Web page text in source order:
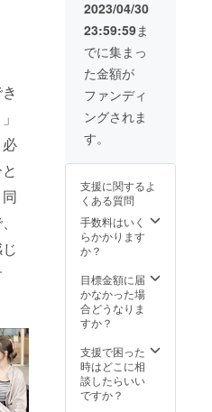
配送さ
す。通
常1週間
配送さ
れます
に１か
ともあ
りま
す。
みの値
す。｜
天然皮
革（イ
タリア
産）ス
トラッ
プ付き
海外発
送とな
り、
ポーラ
ンドか
ら輸入
本倉庫
で一回
検品後
す。通
常1週間
程度で
配送さ
本国内
発送料
(東京発
送)、税
金
(10％)
及び
CAMPF
17% (掲
料
12%、
決済手
数料
段で
す。｜
天然皮
産）ス
トラッ
プ付き
です。
2023/04/30
23:59:59ま
でに集まっ
た金額が
ファンディ
ングされま
す。
支援に関するよ
くある質問
手数料はいく
らかかります
か？
目標金額に届
かなかった場
合どうなりま
すか？
支援で困った
時はどこに相
談したらいい
ですか？